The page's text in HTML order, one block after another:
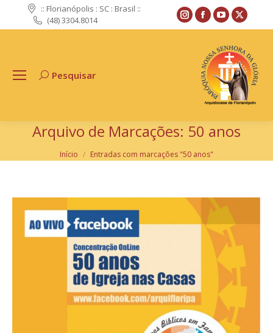
:: Florianópolis : SC : Brasil ::
(48) 3304.8014
Instagram
page
new
window
Facebook
page
opens
in
new
window
YouTube
page
opens
in
new
window
X
page
in
new
Search:Pesquisar
Arquivo de Marcações: 50 anos
Você está aqui:
Início Entradas com marcações "50 anos"